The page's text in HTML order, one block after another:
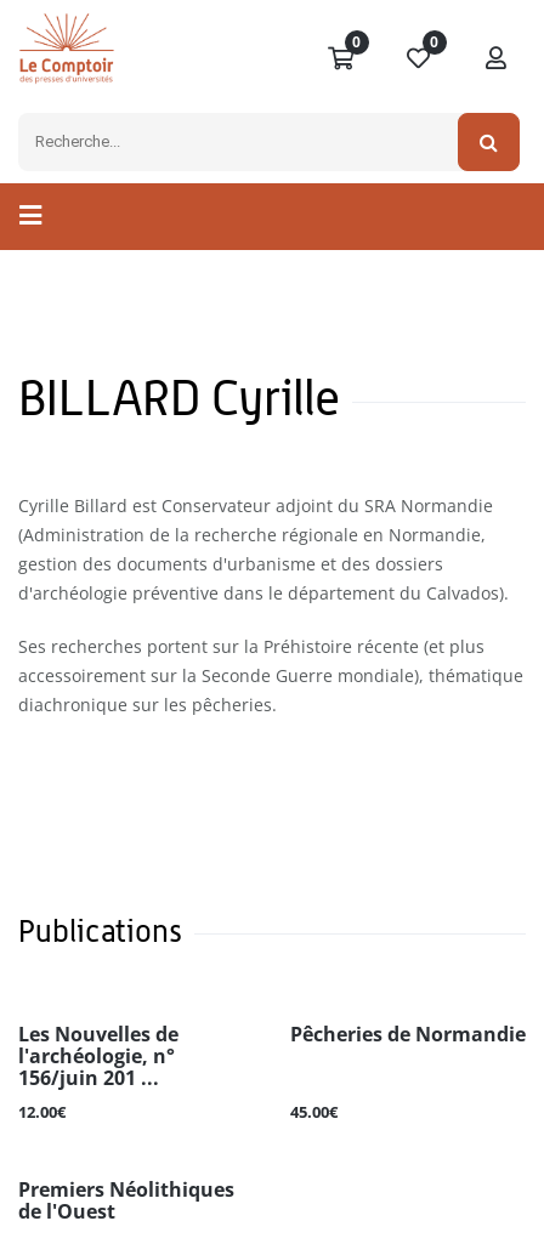
0 0
BILLARD Cyrille
Cyrille Billard est Conservateur adjoint du SRA Normandie
(Administration de la recherche régionale en Normandie,
gestion des documents d'urbanisme et des dossiers
d'archéologie préventive dans le département du Calvados).
Ses recherches portent sur la Préhistoire récente (et plus
accessoirement sur la Seconde Guerre mondiale), thématique
diachronique sur les pêcheries.
Publications
Les Nouvelles de
l'archéologie, n°
156/juin 201 ...
12.00€
Pêcheries de Normandie
45.00€
Premiers Néolithiques
de l'Ouest